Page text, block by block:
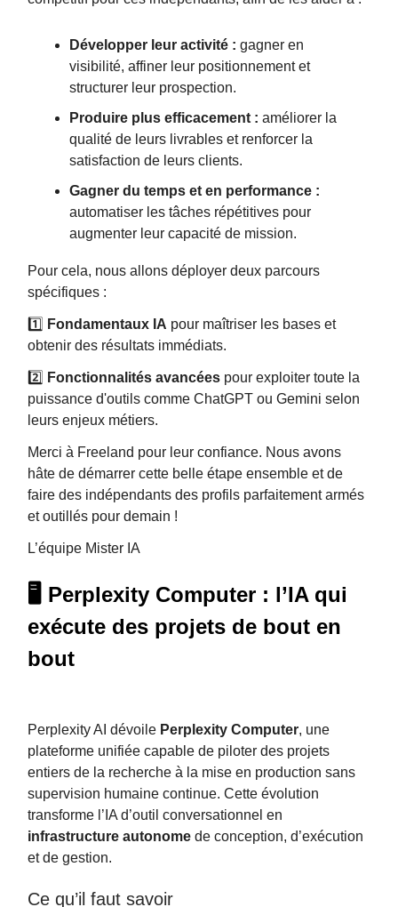
Développer leur activité : gagner en
visibilité, affiner leur positionnement et
structurer leur prospection.
Produire plus efficacement : améliorer la
qualité de leurs livrables et renforcer la
satisfaction de leurs clients.
Gagner du temps et en performance :
automatiser les tâches répétitives pour
augmenter leur capacité de mission.
Pour cela, nous allons déployer deux parcours
spécifiques :
1️⃣ Fondamentaux IA pour maîtriser les bases et
obtenir des résultats immédiats.
2️⃣ Fonctionnalités avancées pour exploiter toute la
puissance d'outils comme ChatGPT ou Gemini selon
leurs enjeux métiers.
Merci à Freeland pour leur confiance. Nous avons
hâte de démarrer cette belle étape ensemble et de
faire des indépendants des profils parfaitement armés
et outillés pour demain !
L’équipe Mister IA
🖥️ Perplexity Computer : l’IA qui
exécute des projets de bout en
bout
Perplexity AI dévoile Perplexity Computer, une
plateforme unifiée capable de piloter des projets
entiers de la recherche à la mise en production sans
supervision humaine continue. Cette évolution
transforme l’IA d’outil conversationnel en
infrastructure autonome de conception, d’exécution
et de gestion.
Ce qu’il faut savoir